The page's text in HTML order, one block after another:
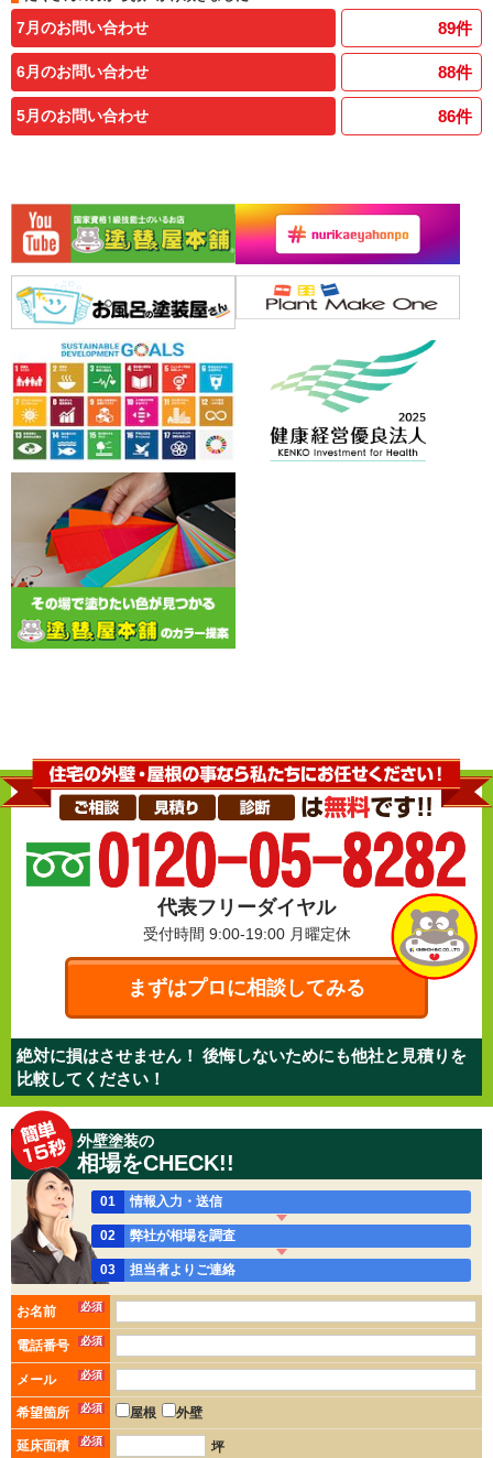
7月のお問い合わせ 89件
6月のお問い合わせ 88件
5月のお問い合わせ 86件
代表フリーダイヤル
受付時間 9:00-19:00 月曜定休
まずはプロに相談してみる
絶対に損はさせません！ 後悔しないためにも他社と見積りを
比較してください！
外壁塗装の
相場をCHECK!!
01 情報入力・送信
02 弊社が相場を調査
03 担当者よりご連絡
お名前 必須
電話番号 必須
メール 必須
希望箇所 必須 屋根 外壁
延床面積 必須 坪